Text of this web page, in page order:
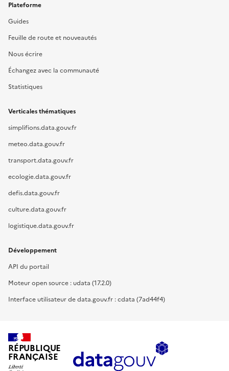
Plateforme
Guides
Feuille de route et nouveautés
Nous écrire
Échangez avec la communauté
Statistiques
Verticales thématiques
simplifions.data.gouv.fr
meteo.data.gouv.fr
transport.data.gouv.fr
ecologie.data.gouv.fr
defis.data.gouv.fr
culture.data.gouv.fr
logistique.data.gouv.fr
Développement
API du portail
Moteur open source : udata (17.2.0)
Interface utilisateur de data.gouv.fr : cdata (7ad44f4)
RÉPUBLIQUE
FRANÇAISE